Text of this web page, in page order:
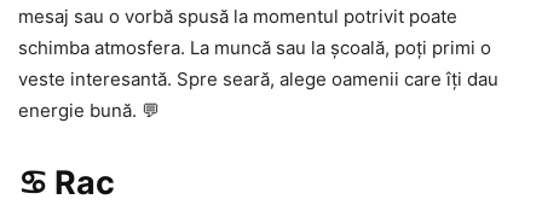
mesaj sau o vorbă spusă la momentul potrivit poate
schimba atmosfera. La muncă sau la școală, poți primi o
veste interesantă. Spre seară, alege oamenii care îți dau
energie bună. 💬
♋ Rac